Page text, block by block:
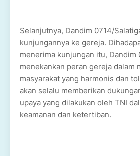
Selanjutnya, Dandim 0714/
kunjungannya ke gereja.
menerima kunjungan itu, Dandim
menekankan peran gereja dalam
masyarakat yang harmonis dan
akan selalu memberikan
upaya yang dilakukan oleh TNI
keamanan dan ketertiban.